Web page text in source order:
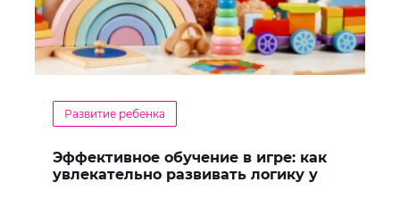
Развитие ребенка
Эффективное обучение в игре: как
увлекательно развивать логику у